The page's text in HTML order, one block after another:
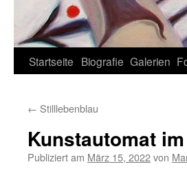
Zum
springen
Startseite Biografie Galerien
← Stilllebenblau
Kunstautomat
Publiziert am März 15, 2022von